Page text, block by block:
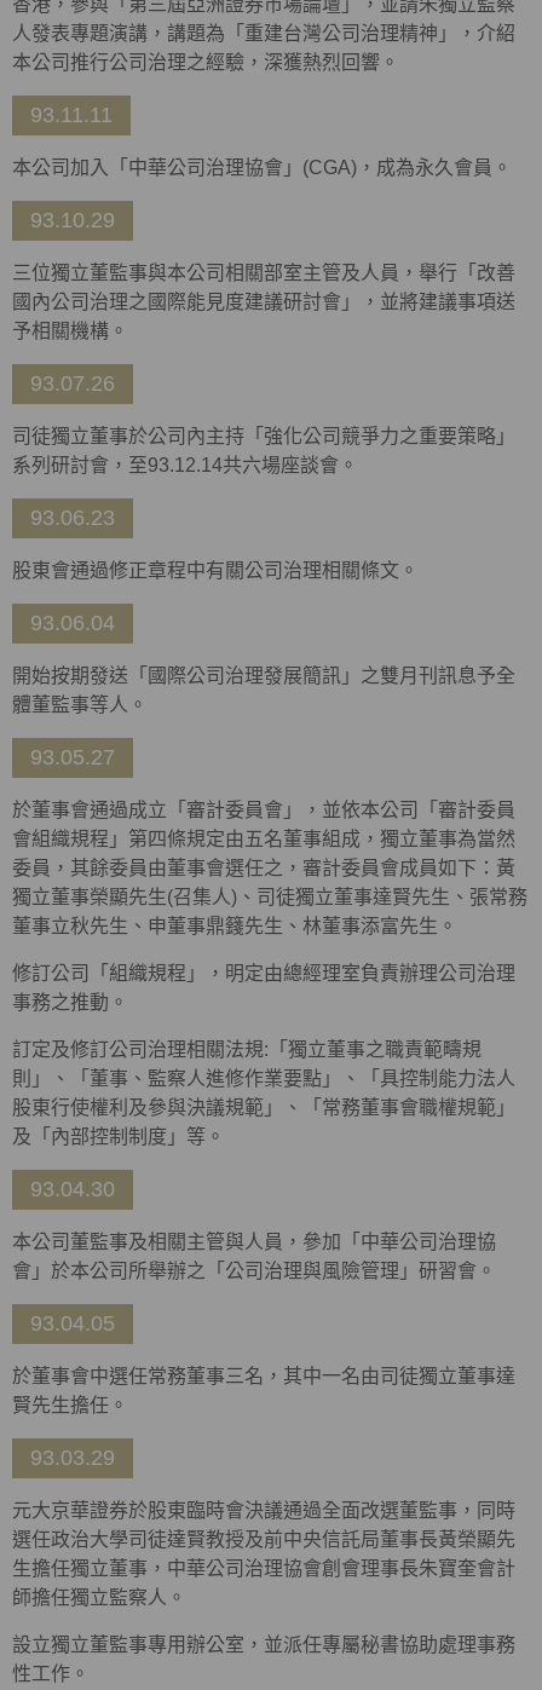
香港，參與「第三屆亞洲證券市場論壇」，並請朱獨立監察
人發表專題演講，講題為「重建台灣公司治理精神」，介紹
本公司推行公司治理之經驗，深獲熱烈回響。
93.11.11
本公司加入「中華公司治理協會」(CGA)，成為永久會員。
93.10.29
三位獨立董監事與本公司相關部室主管及人員，舉行「改善
國內公司治理之國際能見度建議研討會」，並將建議事項送
予相關機構。
93.07.26
司徒獨立董事於公司內主持「強化公司競爭力之重要策略」
系列研討會，至93.12.14共六場座談會。
93.06.23
股東會通過修正章程中有關公司治理相關條文。
93.06.04
開始按期發送「國際公司治理發展簡訊」之雙月刊訊息予全
體董監事等人。
93.05.27
於董事會通過成立「審計委員會」，並依本公司「審計委員
會組織規程」第四條規定由五名董事組成，獨立董事為當然
委員，其餘委員由董事會選任之，審計委員會成員如下：黃
獨立董事榮顯先生(召集人)、司徒獨立董事達賢先生、張常務
董事立秋先生、申董事鼎籛先生、林董事添富先生。
修訂公司「組織規程」，明定由總經理室負責辦理公司治理
事務之推動。
訂定及修訂公司治理相關法規:「獨立董事之職責範疇規
則」、「董事、監察人進修作業要點」、「具控制能力法人
股東行使權利及參與決議規範」、「常務董事會職權規範」
及「內部控制制度」等。
93.04.30
本公司董監事及相關主管與人員，參加「中華公司治理協
會」於本公司所舉辦之「公司治理與風險管理」研習會。
93.04.05
於董事會中選任常務董事三名，其中一名由司徒獨立董事達
賢先生擔任。
93.03.29
元大京華證券於股東臨時會決議通過全面改選董監事，同時
選任政治大學司徒達賢教授及前中央信託局董事長黃榮顯先
生擔任獨立董事，中華公司治理協會創會理事長朱寶奎會計
師擔任獨立監察人。
設立獨立董監事專用辦公室，並派任專屬秘書協助處理事務
性工作。